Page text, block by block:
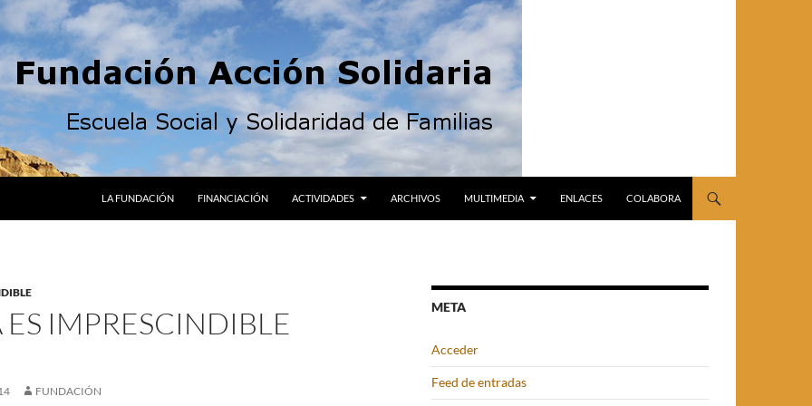
LA FUNDACIÓN FINANCIACIÓN ACTIVIDADES ARCHIVOS MULTIMEDIA ENLACES COLABORA
IMPRESCINDIBLE
FUNDACIÓN
META
Acceder
Feed de entradas